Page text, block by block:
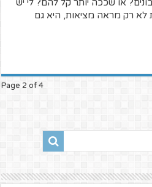
או שככה יותר קל להם? לי יש
לא רק מראה מציאות, היא גם
Page 2 of 4